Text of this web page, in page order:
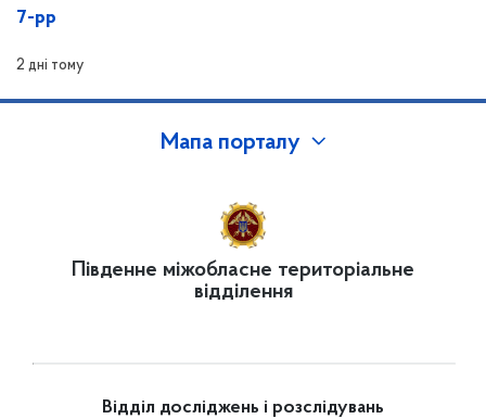
7-рр
2 дні тому
Мапа порталу
Південне міжобласне територіальне
відділення
Відділ досліджень і розслідувань